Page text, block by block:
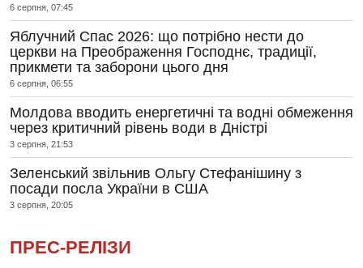
6 серпня, 07:45
Яблучний Спас 2026: що потрібно нести до
церкви на Преображення Господнє, традиції,
прикмети та заборони цього дня
6 серпня, 06:55
Молдова вводить енергетичні та водні обмеження
через критичний рівень води в Дністрі
3 серпня, 21:53
Зеленський звільнив Ольгу Стефанішину з
посади посла України в США
3 серпня, 20:05
ПРЕС-РЕЛІЗИ